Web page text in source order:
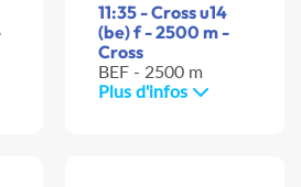
11:35 - Cross u14
(be) f - 2500 m -
Cross
BEF - 2500 m
Plus d'infos